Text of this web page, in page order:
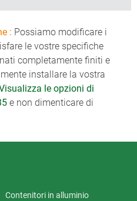
: Possiamo modificare i
le vostre specifiche
completamente finiti e
installare la vostra
le opzioni di
e non dimenticare di
Contenitori in alluminio